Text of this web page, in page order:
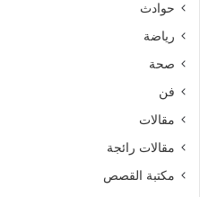
حوادث
رياضة
صحة
فن
مقالات
مقالات رائجة
مكتبة القصص